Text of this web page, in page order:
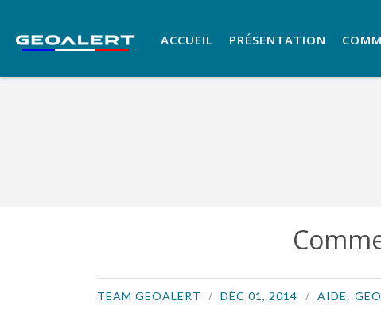
ACCUEIL PRÉSENTATION
TEAM GEOALERT DÉC 01, 2014 AIDE,